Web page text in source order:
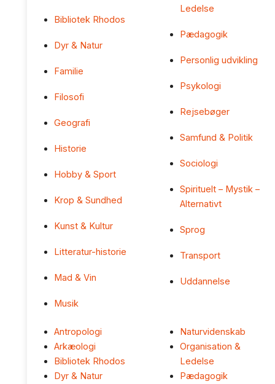
Bibliotek Rhodos
Dyr & Natur
Familie
Filosofi
Geografi
Historie
Hobby & Sport
Krop & Sundhed
Kunst & Kultur
Litteratur-historie
Mad & Vin
Musik
Ledelse
Pædagogik
Personlig udvikling
Psykologi
Rejsebøger
Samfund & Politik
Sociologi
Spirituelt – Mystik –
Alternativt
Sprog
Transport
Uddannelse
Antropologi
Arkæologi
Bibliotek Rhodos
Dyr & Natur
Naturvidenskab
Organisation &
Ledelse
Pædagogik